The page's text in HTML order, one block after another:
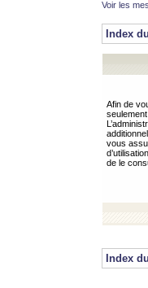
Voir les
Index
Afin de
vous
de le
Index